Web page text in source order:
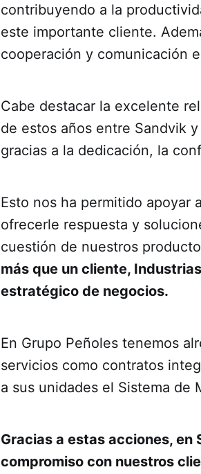
contribuyendo a la
este importante cliente.
cooperación y comunicación
Cabe destacar la excelente
de estos años entre Sandvik
gracias a la dedicación, la
Esto nos ha permitido apoyar
ofrecerle respuesta y
cuestión de nuestros
más que un cliente,
estratégico de negocios.
En Grupo Peñoles tenemos
servicios como contratos
a sus unidades el Sistema de
Gracias a estas acciones,
compromiso con nuestros